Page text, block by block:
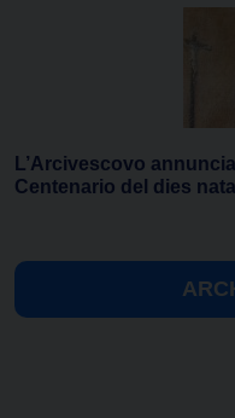
L’Arcivescovo
Centenario del dies